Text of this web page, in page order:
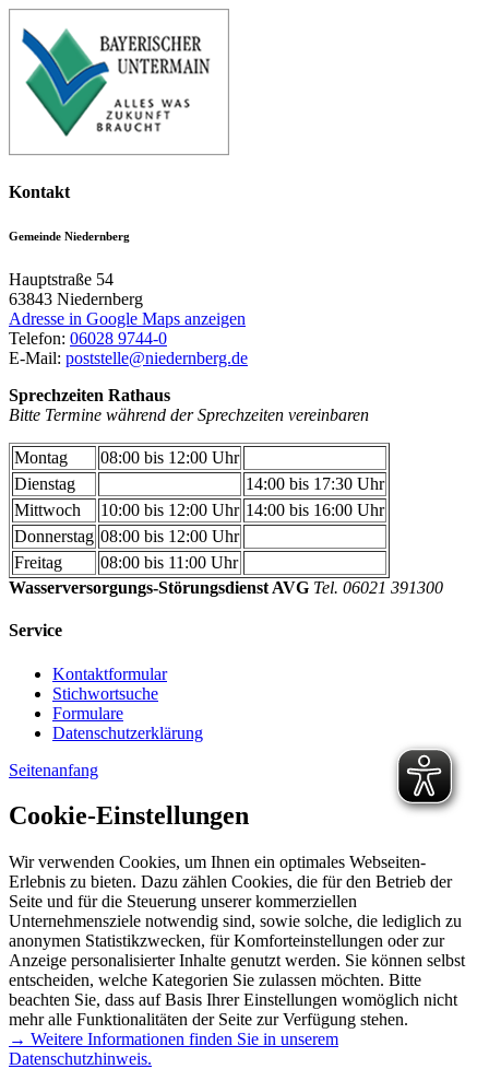
Kontakt
Gemeinde Niedernberg
Hauptstraße 54
63843 Niedernberg
Adresse in Google Maps anzeigen
Telefon: 06028 9744-0
E-Mail: poststelle@niedernberg.de
Sprechzeiten Rathaus
Bitte Termine während der Sprechzeiten vereinbaren
Montag
08:00 bis 12:00 Uhr
Dienstag
14:00 bis 17:30 Uhr
Mittwoch
10:00 bis 12:00 Uhr 14:00 bis 16:00 Uhr
Donnerstag 08:00 bis 12:00 Uhr
Freitag
08:00 bis 11:00 Uhr
Wasserversorgungs-Störungsdienst AVG Tel. 06021 391300
Service
Kontaktformular
Stichwortsuche
Formulare
Datenschutzerklärung
Seitenanfang
Cookie-Einstellungen
Wir verwenden Cookies, um Ihnen ein optimales Webseiten-
Erlebnis zu bieten. Dazu zählen Cookies, die für den Betrieb der
Seite und für die Steuerung unserer kommerziellen
Unternehmensziele notwendig sind, sowie solche, die lediglich zu
anonymen Statistikzwecken, für Komforteinstellungen oder zur
Anzeige personalisierter Inhalte genutzt werden. Sie können selbst
entscheiden, welche Kategorien Sie zulassen möchten. Bitte
beachten Sie, dass auf Basis Ihrer Einstellungen womöglich nicht
mehr alle Funktionalitäten der Seite zur Verfügung stehen.
→ Weitere Informationen finden Sie in unserem
Datenschutzhinweis.